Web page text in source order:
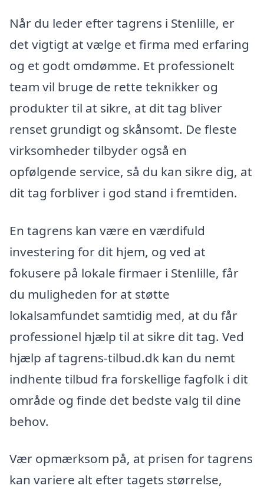
Når du leder efter tagrens i Stenlille, er
det vigtigt at vælge et firma med erfaring
og et godt omdømme. Et professionelt
team vil bruge de rette teknikker og
produkter til at sikre, at dit tag bliver
renset grundigt og skånsomt. De fleste
virksomheder tilbyder også en
opfølgende service, så du kan sikre dig, at
dit tag forbliver i god stand i fremtiden.
En tagrens kan være en værdifuld
investering for dit hjem, og ved at
fokusere på lokale firmaer i Stenlille, får
du muligheden for at støtte
lokalsamfundet samtidig med, at du får
professionel hjælp til at sikre dit tag. Ved
hjælp af tagrens-tilbud.dk kan du nemt
indhente tilbud fra forskellige fagfolk i dit
område og finde det bedste valg til dine
behov.
Vær opmærksom på, at prisen for tagrens
kan variere alt efter tagets størrelse,